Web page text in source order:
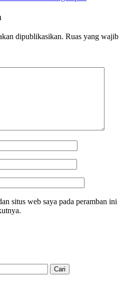
dipublikasikan. Ruas yang wajib
situs web saya pada peramban ini